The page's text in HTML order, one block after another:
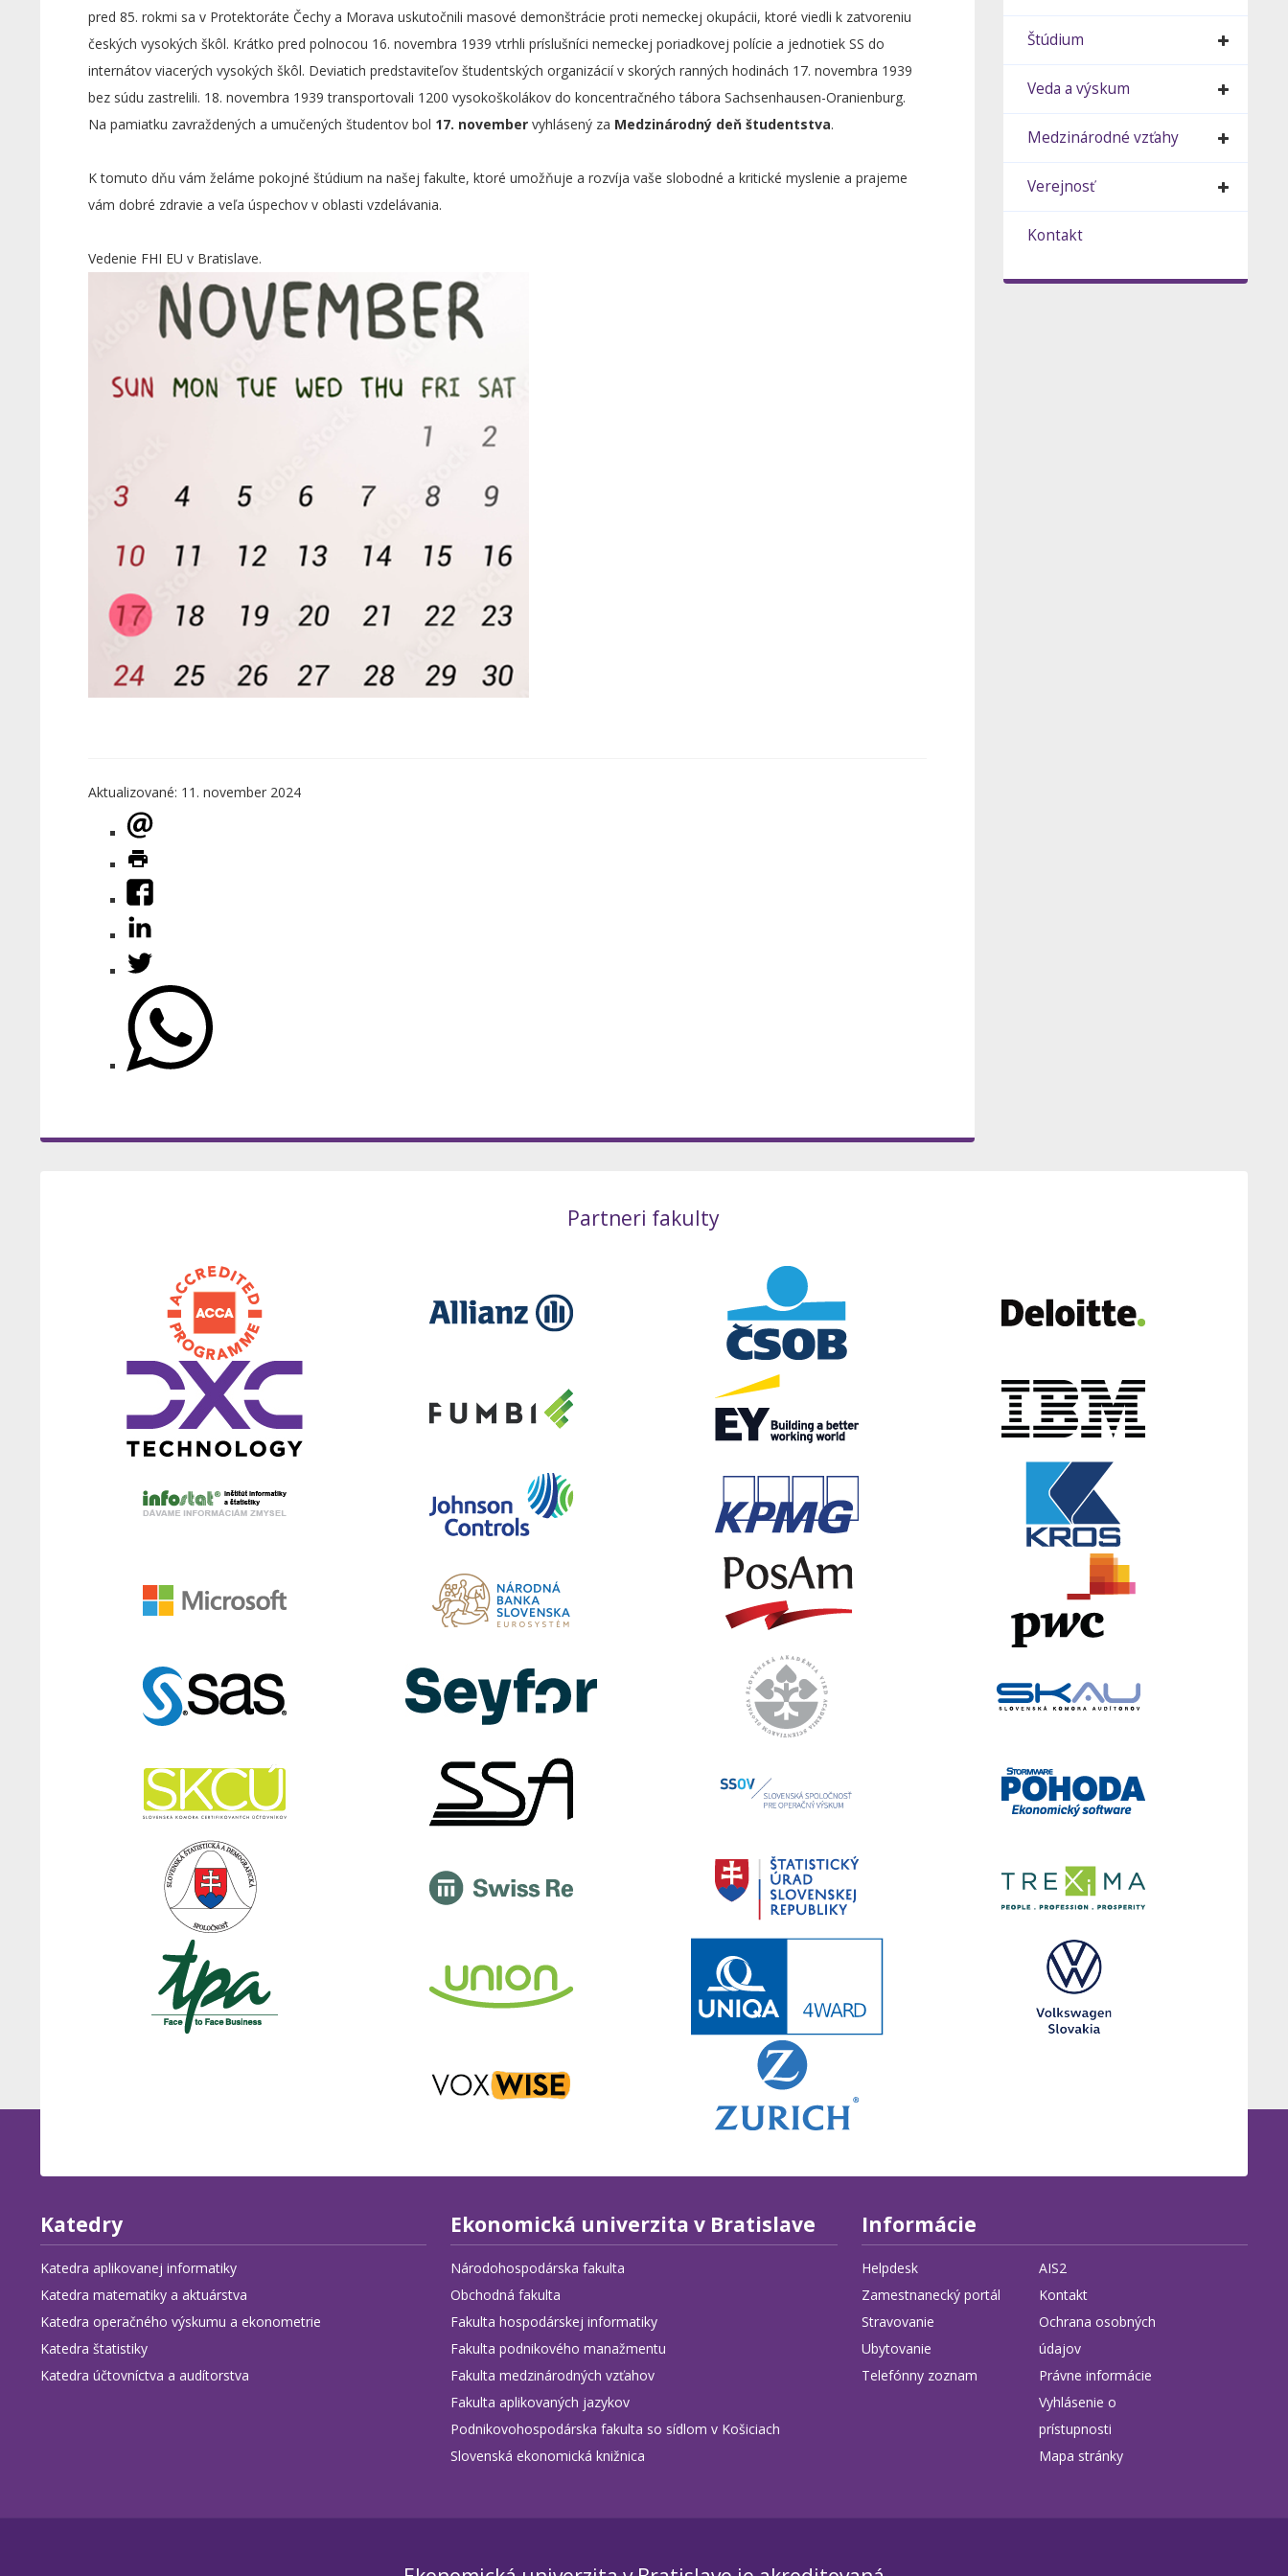
pred 85. rokmi sa v Protektoráte Čechy a Morava uskutočnili masové demonštrácie proti nemeckej okupácii, ktoré viedli k zatvoreniu
českých vysokých škôl. Krátko pred polnocou 16. novembra 1939 vtrhli príslušníci nemeckej poriadkovej polície a jednotiek SS do
internátov viacerých vysokých škôl. Deviatich predstaviteľov študentských organizácií v skorých ranných hodinách 17. novembra 1939
bez súdu zastrelili. 18. novembra 1939 transportovali 1200 vysokoškolákov do koncentračného tábora Sachsenhausen-Oranienburg.
Na pamiatku zavraždených a umučených študentov bol 17. novembervyhlásený za Medzinárodný deň študentstva.
K tomuto dňu vám želáme pokojné štúdium na našej fakulte, ktoré umožňuje a rozvíja vaše slobodné a kritické myslenie a prajeme
vám dobré zdravie a veľa úspechov v oblasti vzdelávania.
Vedenie FHI EU v Bratislave.
Aktualizované: 11. november 2024
Štúdium
Veda a výskum
Medzinárodné vzťahy
Verejnosť
Kontakt
Partneri fakulty
Katedry
Katedra aplikovanej informatiky
Katedra matematiky a aktuárstva
Katedra operačného výskumu a ekonometrie
Katedra štatistiky
Katedra účtovníctva a audítorstva
Ekonomická univerzita v Bratislave
Národohospodárska fakulta
Obchodná fakulta
Fakulta hospodárskej informatiky
Fakulta podnikového manažmentu
Fakulta medzinárodných vzťahov
Fakulta aplikovaných jazykov
Podnikovohospodárska fakulta so sídlom v Košiciach
Slovenská ekonomická knižnica
Informácie
Helpdesk
Zamestnanecký portál
Stravovanie
Ubytovanie
Telefónny zoznam
AIS2
Kontakt
Ochrana osobných
údajov
Právne informácie
Vyhlásenie o
prístupnosti
Mapa stránky